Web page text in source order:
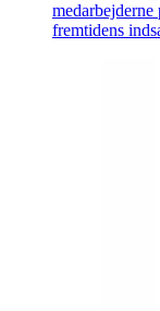
fremtidens